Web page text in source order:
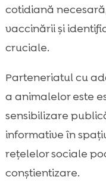
cotidiană
vaccinării și
cruciale.
Parteneriatul cu
a animalelor este
sensibilizare
informative în
rețelelor sociale
conștientizare.